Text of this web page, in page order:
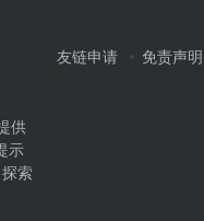
供
示
索
友链申请 免责声明